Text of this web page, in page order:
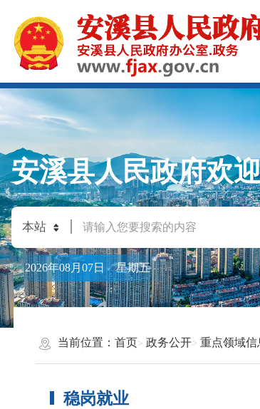
安溪县人民政府欢
2026年08月07日 星期五
当前位置： 首页 政务公开 重点领域信
稳岗就业